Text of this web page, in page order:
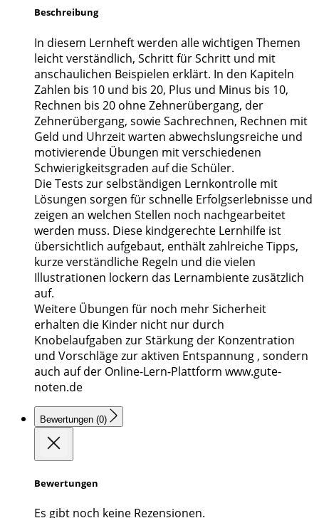
Beschreibung
In diesem Lernheft werden alle wichtigen Themen
leicht verständlich, Schritt für Schritt und mit
anschaulichen Beispielen erklärt. In den Kapiteln
Zahlen bis 10 und bis 20, Plus und Minus bis 10,
Rechnen bis 20 ohne Zehnerübergang, der
Zehnerübergang, sowie Sachrechnen, Rechnen mit
Geld und Uhrzeit warten abwechslungsreiche und
motivierende Übungen mit verschiedenen
Schwierigkeitsgraden auf die Schüler.
Die Tests zur selbständigen Lernkontrolle mit
Lösungen sorgen für schnelle Erfolgserlebnisse und
zeigen an welchen Stellen noch nachgearbeitet
werden muss. Diese kindgerechte Lernhilfe ist
übersichtlich aufgebaut, enthält zahlreiche Tipps,
kurze verständliche Regeln und die vielen
Illustrationen lockern das Lernambiente zusätzlich
auf.
Weitere Übungen für noch mehr Sicherheit
erhalten die Kinder nicht nur durch
Knobelaufgaben zur Stärkung der Konzentration
und Vorschläge zur aktiven Entspannung , sondern
auch auf der Online-Lern-Plattform www.gute-
noten.de
Bewertungen (0)
Bewertungen
Es gibt noch keine Rezensionen.